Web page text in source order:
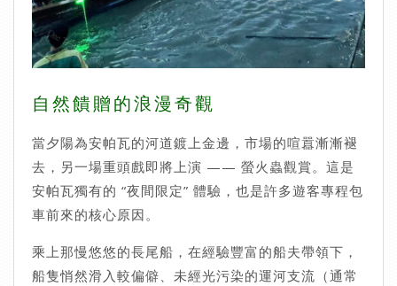
自然饋贈的浪漫奇觀
當夕陽為安帕瓦的河道鍍上金邊，市場的喧囂漸漸褪
去，另一場重頭戲即將上演 —— 螢火蟲觀賞。這是
安帕瓦獨有的 “夜間限定” 體驗，也是許多遊客專程包
車前來的核心原因。
乘上那慢悠悠的長尾船，在經驗豐富的船夫帶領下，
船隻悄然滑入較偏僻、未經光污染的運河支流（通常